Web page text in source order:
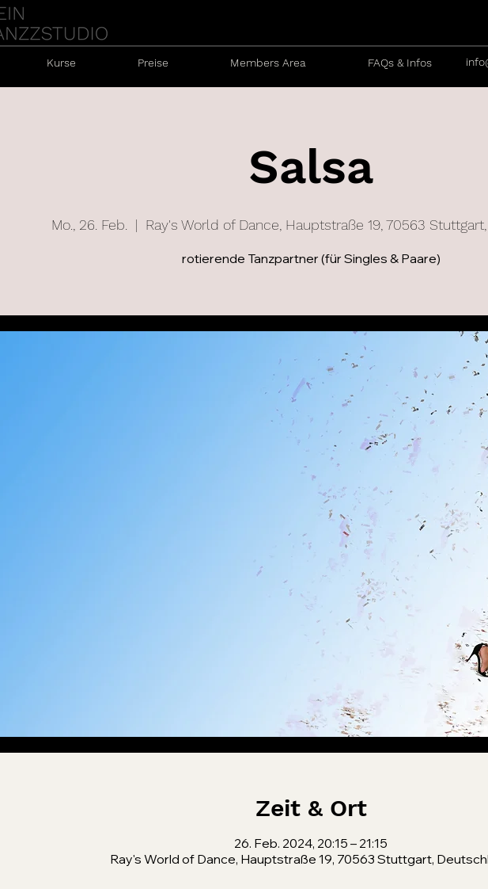
Kurse Preise Members Area FAQs & Infos
Salsa
Mo., 26. Feb.
  |
Ray's World of Dance, Hauptstraße 19, 70563
rotierende Tanzpartner (für Singles & Paare)
Zeit & Ort
26. Feb. 2024, 20:15 – 21:15
Ray's World of Dance, Hauptstraße 19, 70563 Stuttgart,